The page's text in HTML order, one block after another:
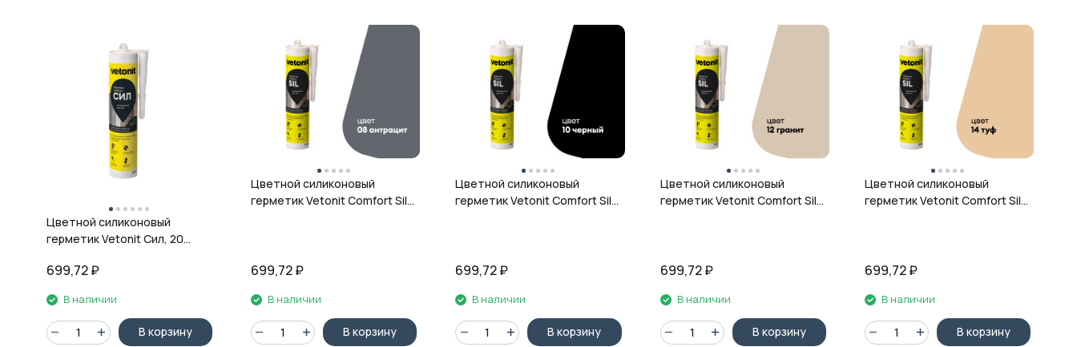
Цветной силиконовый
герметик Vetonit Сил, 20
699,72 ₽
В наличии
В корзину
Цветной силиконовый
герметик Vetonit Comfort Sil,
699,72₽
В наличии
В корзину
Цветной силиконовый
герметик Vetonit Comfort Sil,
699,72₽
В наличии
В корзину
Цветной силиконовый
герметик Vetonit Comfort Sil,
699,72₽
В наличии
В корзину
Цветной силиконовый
герметик Vetonit Comfort Sil,
699,72₽
В наличии
В корзину